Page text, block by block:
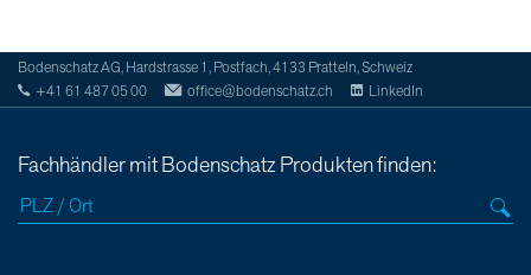
Bodenschatz AG, Hardstrasse 1, Postfach, 4133 Pratteln, Schweiz
+41 61 487 05 00
office@bodenschatz.ch LinkedIn
Fachhändler mit Bodenschatz Produkten finden: